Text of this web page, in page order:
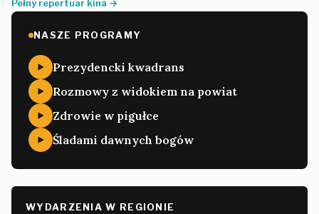
Pełny repertuar kina →
NASZE PROGRAMY
Prezydencki kwadrans
Rozmowy z widokiem na powiat
Zdrowie w pigułce
Śladami dawnych bogów
WYDARZENIA W REGIONIE